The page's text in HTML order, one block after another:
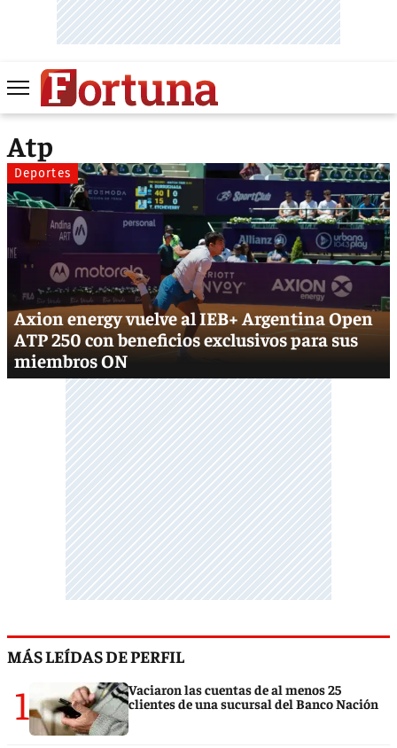
Atp
Deportes
Axion energy vuelve al IEB+ Argentina Open
ATP 250 con beneficios exclusivos para sus
miembros ON
MÁS LEÍDAS DE PERFIL
1
Vaciaron las cuentas de al menos 25
clientes de una sucursal del Banco Nación